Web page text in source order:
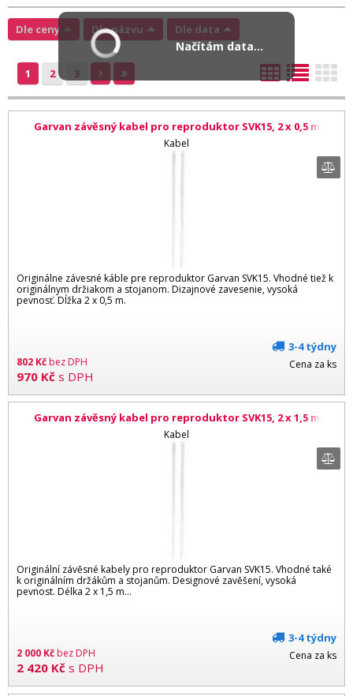
Dle ceny Dle názvu Dle data
1 2 3
Garvan závěsný kabel pro reproduktor SVK15, 2 x 0,5 m
Kabel
Originálne závesné káble pre reproduktor Garvan SVK15. Vhodné tiež k
originálnym držiakom a stojanom. Dizajnové zavesenie, vysoká
pevnosť. Dĺžka 2 x 0,5 m.
802 Kčbez DPH
970 Kč s DPH
3-4 týdny
Cena za ks
Garvan závěsný kabel pro reproduktor SVK15, 2 x 1,5 m
Kabel
Originální závěsné kabely pro reproduktor Garvan SVK15. Vhodné také
k originálním držákům a stojanům. Designové zavěšení, vysoká
pevnost. Délka 2 x 1,5 m...
2 000 Kčbez DPH
2 420 Kč s DPH
3-4 týdny
Cena za ks
Načítám data...